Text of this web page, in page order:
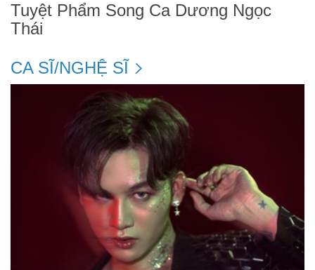
Tuyệt Phẩm Song Ca Dương Ngọc
Thái
CA SĨ/NGHỆ SĨ